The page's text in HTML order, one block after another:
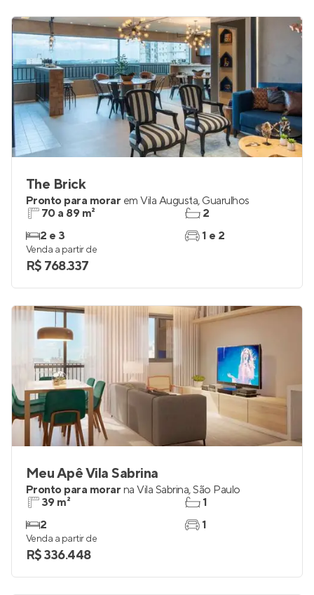
The Brick
Pronto para morar em Vila Augusta, Guarulhos
70 a 89 m²
2 e 3
2
1 e 2
Venda a partir de
R$ 768.337
Meu Apê Vila Sabrina
Pronto para morar na Vila Sabrina,São Paulo
39 m²
2
1
1
Venda a partir de
R$ 336.448